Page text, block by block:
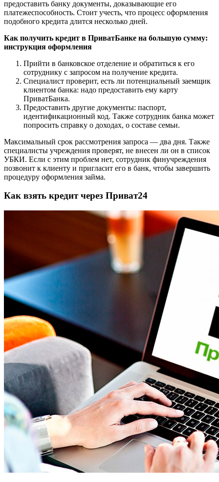
предоставить банку документы, доказывающие его
платежеспособность. Стоит учесть, что процесс оформления
подобного кредита длится несколько дней.
Как получить кредит в ПриватБанке на большую сумму:
инструкция оформления
Прийти в банковское отделение и обратиться к его
сотруднику с запросом на получение кредита.
Специалист проверит, есть ли потенциальный заемщик
клиентом банка: надо предоставить ему карту
ПриватБанка.
Предоставить другие документы: паспорт,
идентификационный код. Также сотрудник банка может
попросить справку о доходах, о составе семьи.
Максимальный срок рассмотрения запроса — два дня. Также
специалисты учреждения проверят, не внесен ли он в список
УБКИ. Если с этим проблем нет, сотрудник финучреждения
позвонит к клиенту и пригласит его в банк, чтобы завершить
процедуру оформления займа.
Как взять кредит через Приват24